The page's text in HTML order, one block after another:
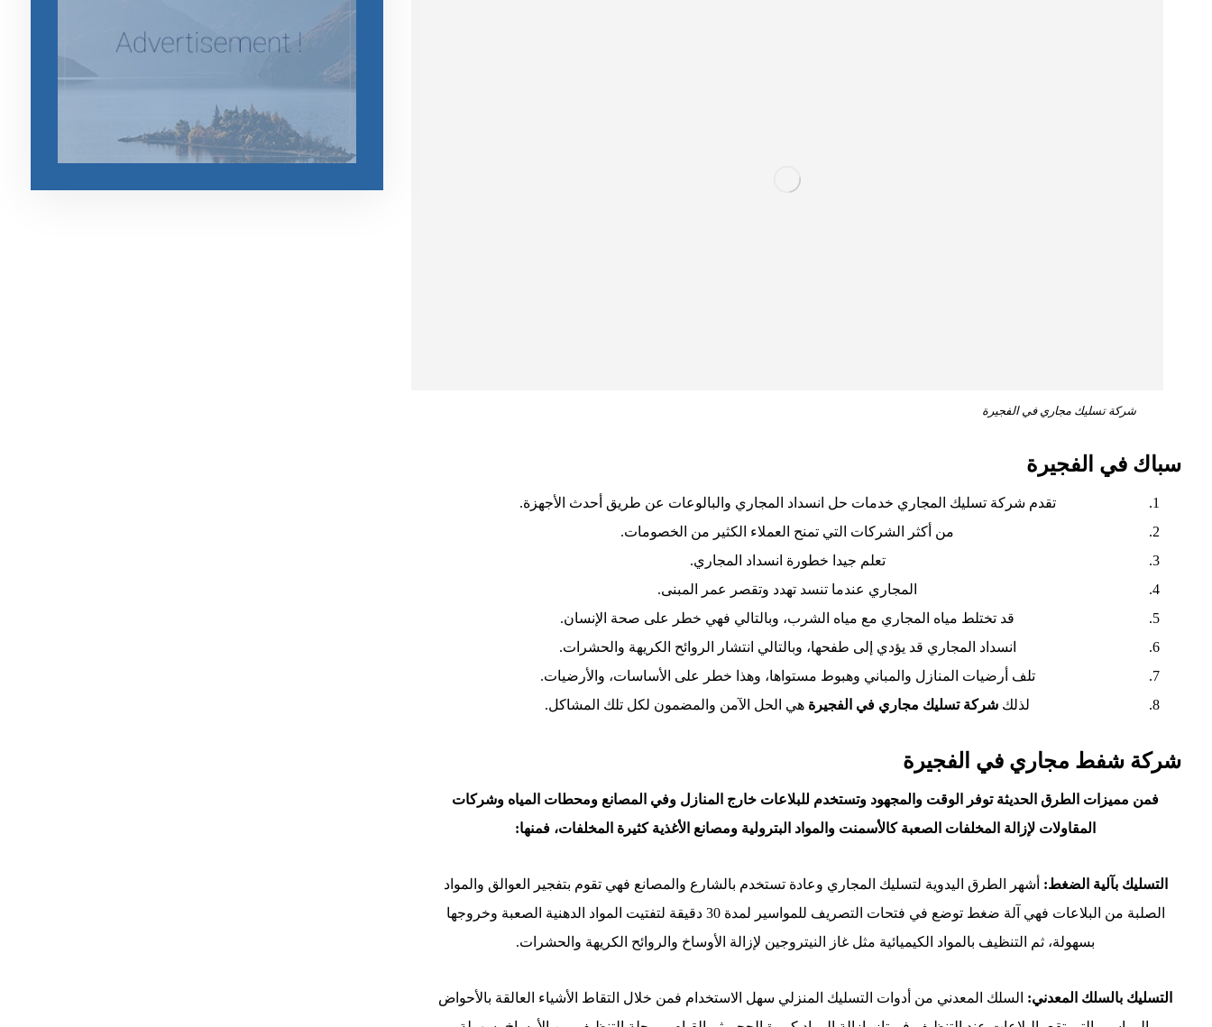
شركة تسليك مجاري في الفجيرة
سباك في الفجيرة
تقدم شركة تسليك المجاري خدمات حل انسداد المجاري والبالوعات عن طريق أحدث الأجهزة.
من أكثر الشركات التي تمنح العملاء الكثير من الخصومات.
تعلم جيدا خطورة انسداد المجاري.
المجاري عندما تنسد تهدد وتقصر عمر المبنى.
قد تختلط مياه المجاري مع مياه الشرب، وبالتالي فهي خطر على صحة الإنسان.
انسداد المجاري قد يؤدي إلى طفحها، وبالتالي انتشار الروائح الكريهة والحشرات.
تلف أرضيات المنازل والمباني وهبوط مستواها، وهذا خطر على الأساسات، والأرضيات.
لذلك شركة تسليك مجاري في الفجيرة هي الحل الآمن والمضمون لكل تلك المشاكل.
شركة شفط مجاري في الفجيرة
فمن مميزات الطرق الحديثة توفر الوقت والمجهود وتستخدم للبلاعات خارج المنازل وفي المصانع ومحطات المياه وشركات
المقاولات لإزالة المخلفات الصعبة كالأسمنت والمواد البترولية ومصانع الأغذية كثيرة المخلفات، فمنها:
التسليك بآلية الضغط: أشهر الطرق اليدوية لتسليك المجاري وعادة تستخدم بالشارع والمصانع فهي تقوم بتفجير العوالق والمواد
الصلبة من البلاعات فهي آلة ضغط توضع في فتحات التصريف للمواسير لمدة 30 دقيقة لتفتيت المواد الدهنية الصعبة وخروجها
بسهولة، ثم التنظيف بالمواد الكيميائية مثل غاز النيتروجين لإزالة الأوساخ والروائح الكريهة والحشرات.
التسليك بالسلك المعدني: السلك المعدني من أدوات التسليك المنزلي سهل الاستخدام فمن خلال التقاط الأشياء العالقة بالأحواض